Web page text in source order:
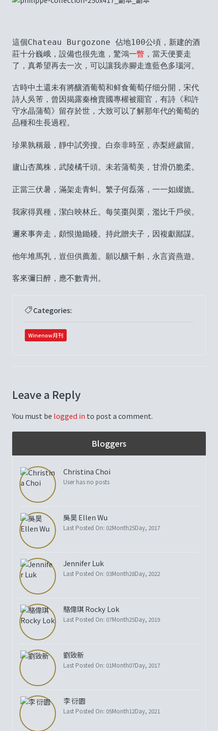
這個Chateau Burgozone 佔地100公頃，新建的酒
莊十分巍峨，設備也很先進，驚鴻一瞥 ，當天便要走
了，真希望再去一次，可以讓我赤腳走進藍色多瑙河。
古時中土還未有將釀酒葡萄和鲜食葡萄仔细分開，宋代
詩人吳芾，曾因揭露秦檜賣國專權被罷官，有詩《和許
守水晶蒲萄》留存於世，大致可以了解那年代的葡萄的
品種和生長過程。
珍果孰稱最，靜中試旁搜。白奈非時至，赤梨經歲留。
廬山杏萬株，武陵橘千頭。未若蒲萄美，甘滑仍脆柔。
正當三伏暑，滿架走青虯。繁子何磊落，一一如綴旒。
我家得異種，潔白映林丘。每笑棗與栗，濫比千戶侯。
邇來事奔走，頗恨拋鋤耰。持此贈夫子，因複獻鄙謀。
他年堆馬乳，豈但供薦羞。願以釀千斛，永言資燕遊。
客來彌日醉，應不數青州。
Categories:
Winenow月刊
Leave a Reply
You must be logged in to post a comment.
Bloggers
Christina Choi
User has no posts
吳昊 Ellen Wu
Last Posted On: 02Month25Day, 2017
Jennifer Luk
Last Posted On: 03Month28Day, 2022
駱偉琪 Rocky Lok
Last Posted On: 07Month25Day, 2019
劉致新
Last Posted On: 01Month07Day, 2017
李 衍園
Last Posted On: 05Month12Day, 2021